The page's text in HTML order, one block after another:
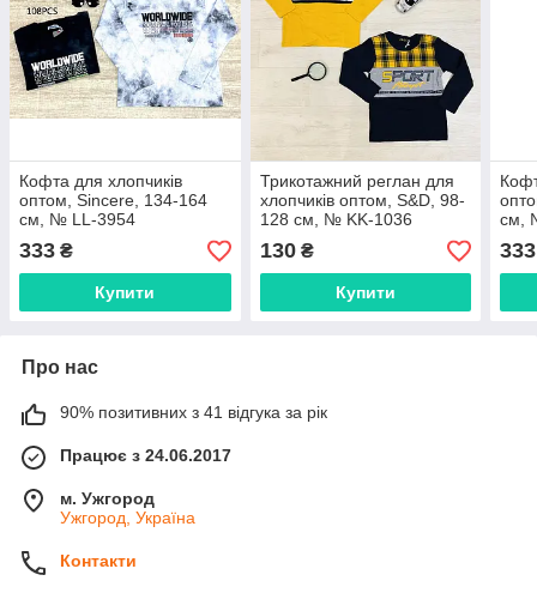
Кофта для хлопчиків
оптом, Sincere, 134-164
см, № LL-3954
333 ₴
Купити
Трикотажний реглан для
хлопчиків оптом, S&D, 98-
128 см, № KK-1036
130₴
Купити
см,
333
Про нас
90% позитивних з 41 відгука за рік
Працює з 24.06.2017
м. Ужгород
Ужгород, Україна
Контакти